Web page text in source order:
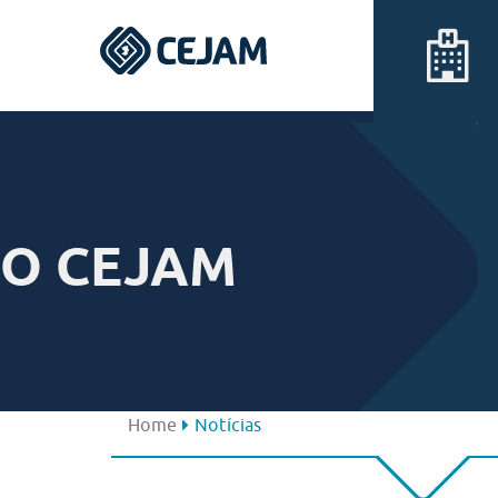
O CEJAM
Home Notícias